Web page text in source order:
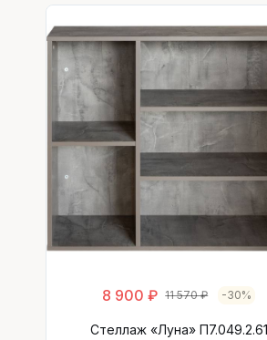
8 900 ₽ 11 570 ₽ -30%
Стеллаж «Луна» П7.049.2.61